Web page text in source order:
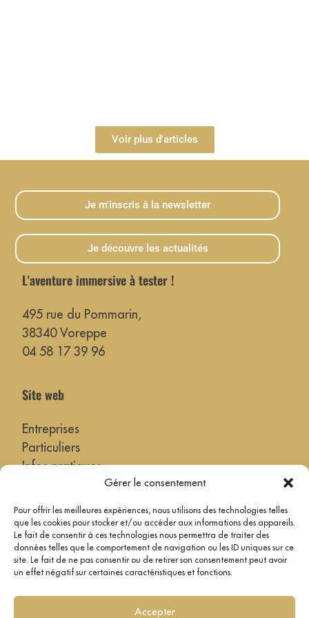
Gérer le consentement
Pour offrir les meilleures expériences, nous utilisons des technologies telles
que les cookies pour stocker et/ou accéder aux informations des appareils.
Le fait de consentir à ces technologies nous permettra de traiter des
données telles que le comportement de navigation ou les ID uniques sur ce
site. Le fait de ne pas consentir ou de retirer son consentement peut avoir
un effet négatif sur certaines caractéristiques et fonctions.
Accepter
Voir plus d'articles
Je m'inscris à la newsletter
Je découvre les actualités
L'aventure immersive à tester !
495 rue du Pommarin,
38340 Voreppe
04 58 17 39 96
Site web
Entreprises
Particuliers
Infos pratiques
> Nos villes référentes !
Légale